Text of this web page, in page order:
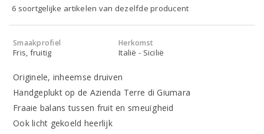
6 soortgelijke artikelen van dezelfde producent
Smaakprofiel
Fris, fruitig
Herkomst
Italië - Sicilië
Originele, inheemse druiven
Handgeplukt op de Azienda Terre di Giumara
Fraaie balans tussen fruit en smeuïgheid
Ook licht gekoeld heerlijk